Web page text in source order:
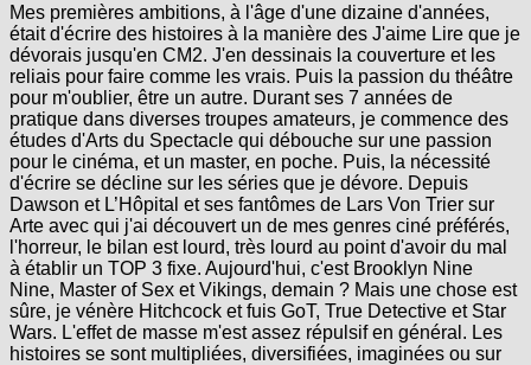
Mes premières ambitions, à l'âge d'une dizaine d'années,
était d'écrire des histoires à la manière des J'aime Lire que je
dévorais jusqu'en CM2. J'en dessinais la couverture et les
reliais pour faire comme les vrais. Puis la passion du théâtre
pour m'oublier, être un autre. Durant ses 7 années de
pratique dans diverses troupes amateurs, je commence des
études d'Arts du Spectacle qui débouche sur une passion
pour le cinéma, et un master, en poche. Puis, la nécessité
d'écrire se décline sur les séries que je dévore. Depuis
Dawson et L’Hôpital et ses fantômes de Lars Von Trier sur
Arte avec qui j'ai découvert un de mes genres ciné préférés,
l'horreur, le bilan est lourd, très lourd au point d'avoir du mal
à établir un TOP 3 fixe. Aujourd'hui, c'est Brooklyn Nine
Nine, Master of Sex et Vikings, demain ? Mais une chose est
sûre, je vénère Hitchcock et fuis GoT, True Detective et Star
Wars. L'effet de masse m'est assez répulsif en général. Les
histoires se sont multipliées, diversifiées, imaginées ou sur